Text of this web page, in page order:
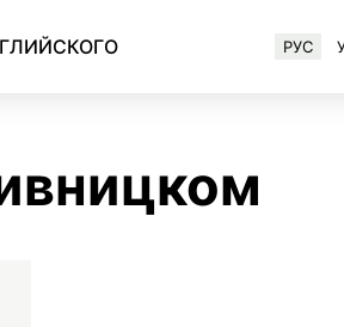
РУС